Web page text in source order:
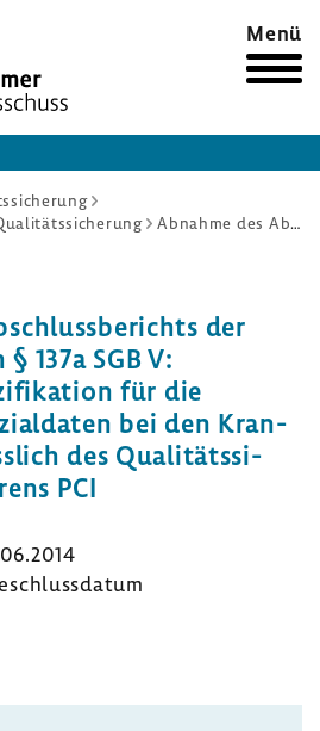
Menü
Abnahme des Abschlussberichts der Institution nach § 137a SGB V: Allgemeine Spezifikation für die Nutzung der Sozialdaten bei den Krankenkassen anlässlich des Qualitätssicherungsverfahrens PCI
der
137a SGB V:
für die
bei den Kran­
des Quali­täts­si­
PCI